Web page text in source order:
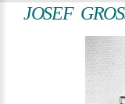
JOSEF